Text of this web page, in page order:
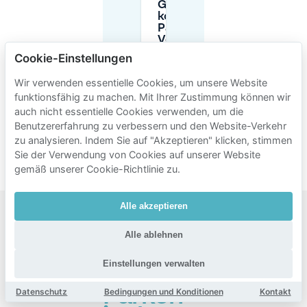
Gibt es
kostenloses
Parken in
Verona?
Sollte ich
einen
Parkplatz in
Verona
vorab
reservieren?
Beliebte
Gebiete
zum
Parken
Cookie-Einstellungen
Wir verwenden essentielle Cookies, um unsere Website
funktionsfähig zu machen. Mit Ihrer Zustimmung können wir
auch nicht essentielle Cookies verwenden, um die
Benutzererfahrung zu verbessern und den Website-Verkehr
zu analysieren. Indem Sie auf "Akzeptieren" klicken, stimmen
Sie der Verwendung von Cookies auf unserer Website
gemäß unserer Cookie-Richtlinie zu.
Alle akzeptieren
Alle ablehnen
Einstellungen verwalten
Datenschutz Bedingungen und Konditionen Kontakt